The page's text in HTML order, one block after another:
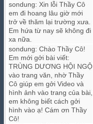
sondung: Xin lỗi Thầy Cô
em đi hoang lâu giờ mới
trở về thăm lại trường xưa.
Em hứa từ nay sẽ không đi
xa nữa.
sondung: Chào Thầy Cô!
Em mới gởi bài viết:
TRÙNG DƯƠNG HỘI NGỘ
vào trang văn, nhờ Thầy
Cô giúp em gởi Video và
hình ảnh vào trang của bài,
em không biết cách gởi
hình vào ạ! Cám ơn Thầy
Cô!